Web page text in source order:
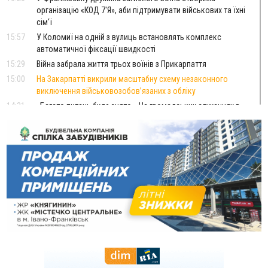
організацію «КОД 7'Я», аби підтримувати військових та їхні
сім'ї
15:57
У Коломиї на одній з вулиць встановлять комплекс
автоматичної фіксації швидкості
15:29
Війна забрала життя трьох воїнів з Прикарпаття
15:00
На Закарпатті викрили масштабну схему незаконного
виключення військовозобов’язаних з обліку
14:31
«Багато питань буде знято». На громадських слуханнях в
Яремче обговорили, як вирішити питання джипінгу в
Карпатах
13:54
5 «тихих» хвороб, які виявляє профілактичне обстеження
13:30
ФОТО На Надрічній тривають останні приготування до
нового руху
12:57
У Франківську зафіксували найбільшу спеку за всю історію
спостережень
12:24
Лікування наркоманії Київ: чому важливо розпочати
терапію якомога раніше
тисяч гривень у валюті, засудили до 5 років